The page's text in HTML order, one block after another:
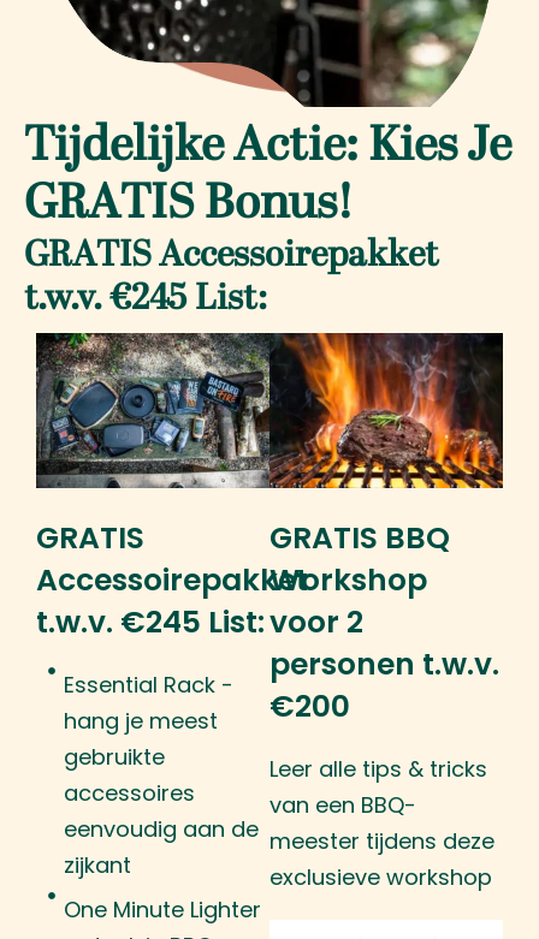
Tijdelijke Actie: Kies Je
GRATIS Bonus!
GRATIS Accessoirepakket
t.w.v. €245 List:
GRATIS
Accessoirepakket
t.w.v. €245 List:
Essential Rack -
hang je meest
gebruikte
accessoires
eenvoudig aan de
zijkant
One Minute Lighter
GRATIS BBQ
Workshop
voor 2
personen t.w.v.
€200
Leer alle tips & tricks
van een BBQ-
meester tijdens deze
exclusieve workshop